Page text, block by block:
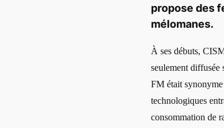
propose des
mélomanes.
À ses débuts,
seulement diffusée
FM était synonyme
technologiques
consommation de